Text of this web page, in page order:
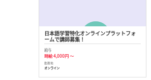
日本語学習特化オンラインプラットフォ
ームで講師募集！
給与
時給 4,000円 ～
勤務地
オンライン